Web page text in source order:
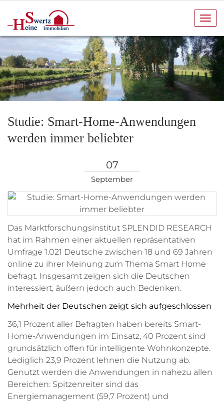
Studie: Smart-Home-Anwendungen
werden immer beliebter
07
September
Das Marktforschungsinstitut SPLENDID RESEARCH
hat im Rahmen einer aktuellen repräsentativen
Umfrage 1.021 Deutsche zwischen 18 und 69 Jahren
online zu ihrer Meinung zum Thema Smart Home
befragt. Insgesamt zeigen sich die Deutschen
interessiert, äußern jedoch auch Bedenken.
Mehrheit der Deutschen zeigt sich aufgeschlossen
36,1 Prozent aller Befragten haben bereits Smart-
Home-Anwendungen im Einsatz, 40 Prozent sind
grundsätzlich offen für intelligente Wohnkonzepte.
Lediglich 23,9 Prozent lehnen die Nutzung ab.
Genutzt werden die Anwendungen in nahezu allen
Bereichen: Spitzenreiter sind das
Energiemanagement (59,7 Prozent) und